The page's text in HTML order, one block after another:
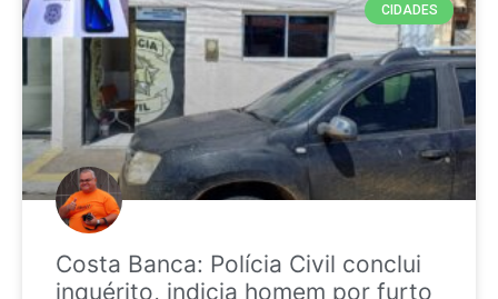
CIDADES
Costa Banca: Polícia Civil conclui
inquérito, indicia homem por furto